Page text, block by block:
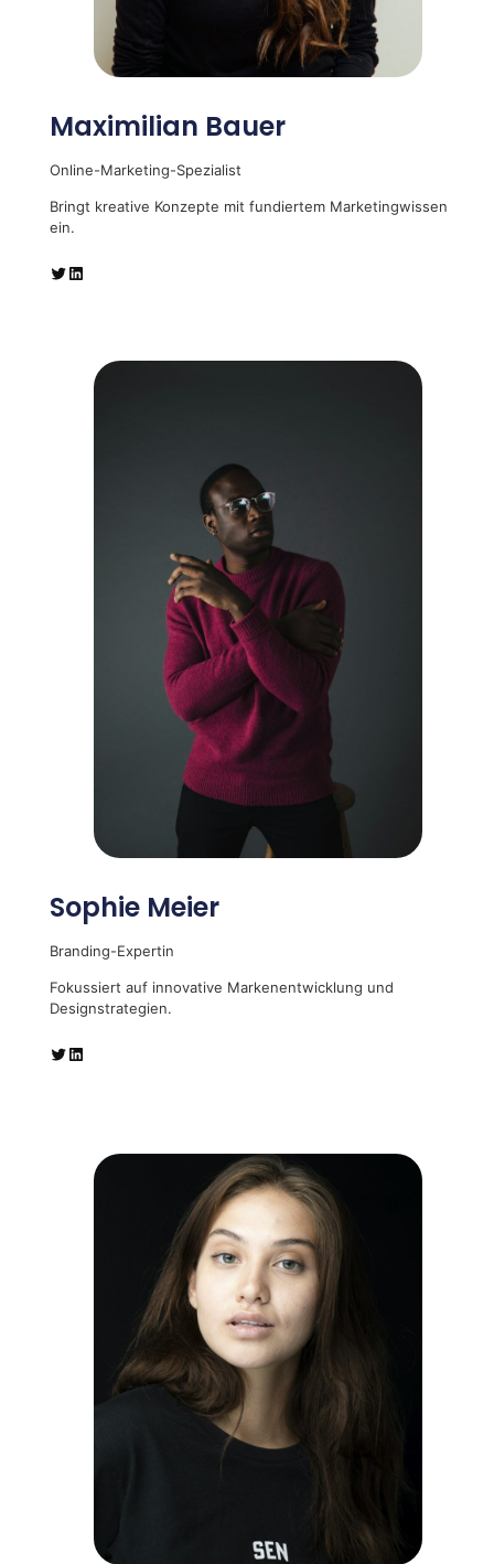
Maximilian Bauer
Online-Marketing-Spezialist
Bringt kreative Konzepte mit fundiertem Marketingwissen
ein.
Sophie Meier
Branding-Expertin
Fokussiert auf innovative Markenentwicklung und
Designstrategien.